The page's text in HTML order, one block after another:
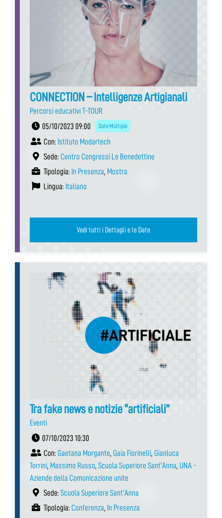
CONNECTION – Intelligenze Artigianali
Percorsi educativi T-TOUR
05/10/2023 09:00
Date Multiple
Con: Istituto Modartech
Sede: Centro Congressi Le Benedettine
Tipologia: In Presenza, Mostra
Lingua: Italiano
Vedi tutti i Dettagli e le Date
Tra fake news e notizie “artificiali”
Eventi
07/10/2023 10:30
Con: Gaetana Morgante, Gaia Fiorinelli, Gianluca
Torrini, Massimo Russo, Scuola Superiore Sant'Anna, UNA -
Aziende della Comunicazione unite
Sede: Scuola Superiore Sant’Anna
Tipologia: Conferenza, In Presenza